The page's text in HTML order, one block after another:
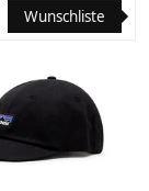
Wunschliste